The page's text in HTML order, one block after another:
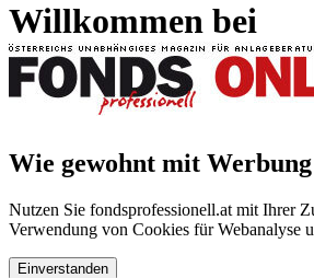
Willkommen bei
Wie gewohnt mit Werbung
Nutzen Sie fondsprofessionell.at mit Ihrer
Verwendung von Cookies für Webanalyse
Einverstanden